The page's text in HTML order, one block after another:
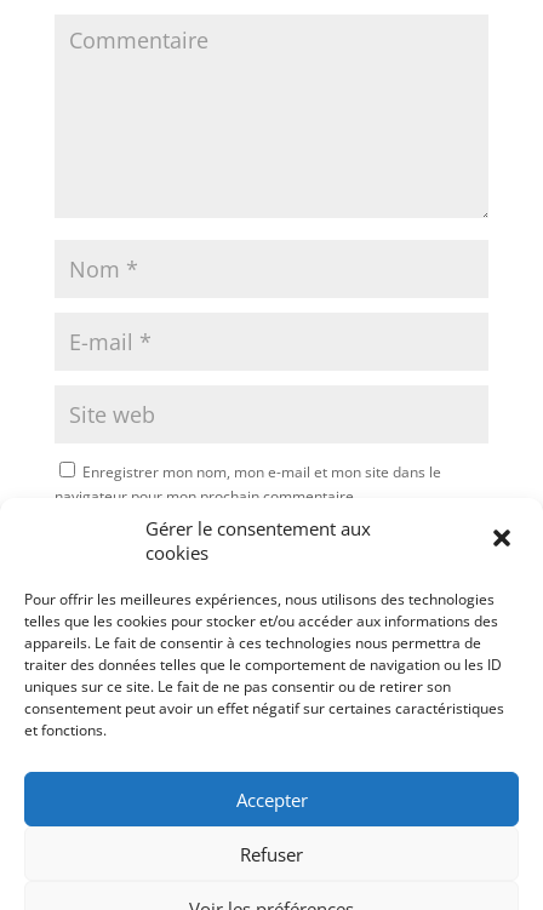
Gérer le consentement aux
cookies
Pour offrir les meilleures expériences, nous utilisons des technologies
telles que les cookies pour stocker et/ou accéder aux informations des
appareils. Le fait de consentir à ces technologies nous permettra de
traiter des données telles que le comportement de navigation ou les ID
uniques sur ce site. Le fait de ne pas consentir ou de retirer son
consentement peut avoir un effet négatif sur certaines caractéristiques
et fonctions.
Accepter
Refuser
Enregistrer mon nom, mon e-mail et mon site dans le
navigateur pour mon prochain commentaire.
Soumettre le commentaire
Politique de cookies (UE)